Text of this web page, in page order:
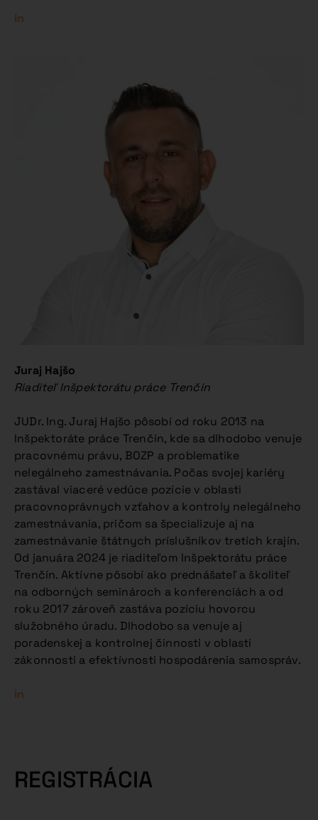
in
Juraj Hajšo
Riaditeľ Inšpektorátu práce Trenčín
JUDr. Ing. Juraj Hajšo pôsobí od roku 2013 na
Inšpektoráte práce Trenčín, kde sa dlhodobo venuje
pracovnému právu, BOZP a problematike
nelegálneho zamestnávania. Počas svojej kariéry
zastával viaceré vedúce pozície v oblasti
pracovnoprávnych vzťahov a kontroly nelegálneho
zamestnávania, pričom sa špecializuje aj na
zamestnávanie štátnych príslušníkov tretích krajín.
Od januára 2024 je riaditeľom Inšpektorátu práce
Trenčín. Aktívne pôsobí ako prednášateľ a školiteľ
na odborných seminároch a konferenciách a od
roku 2017 zároveň zastáva pozíciu hovorcu
služobného úradu. Dlhodobo sa venuje aj
poradenskej a kontrolnej činnosti v oblasti
zákonnosti a efektívnosti hospodárenia samospráv.
in
REGISTRÁCIA